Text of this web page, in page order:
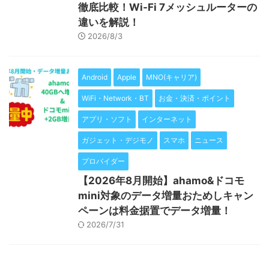
徹底比較！Wi-Fi 7メッシュルーターの
違いを解説！
2026/8/3
Android Apple MNO(キャリア)
WiFi・Network・BT お金・決済・ポイント
アプリ・ソフト インターネット
ガジェット・デジモノ スマホ ニュース
プロバイダー
【2026年8月開始】ahamo&ドコモ
mini対象のデータ増量おためしキャン
ペーンは料金据置でデータ増量！
2026/7/31